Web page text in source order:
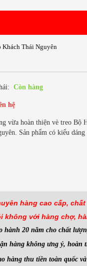
Thái Nguyên
Còn hàng
hệ
vừa hoàn thiện vè treo Bộ
Sản phẩm có kiểu dáng
hàng cao cấp,
không với hàngchợ,
hành 20 năm cho chất
hàng không ưng ý, hoàn
hàng thu tiền toàn quốc